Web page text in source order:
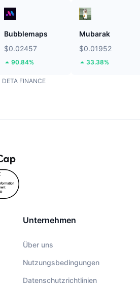
Bubblemaps
$0.02457
90.84%
Mubarak
$0.01952
33.38%
DETA FINANCE
Unternehmen
Über uns
Nutzungsbedingungen
Datenschutzrichtlinien